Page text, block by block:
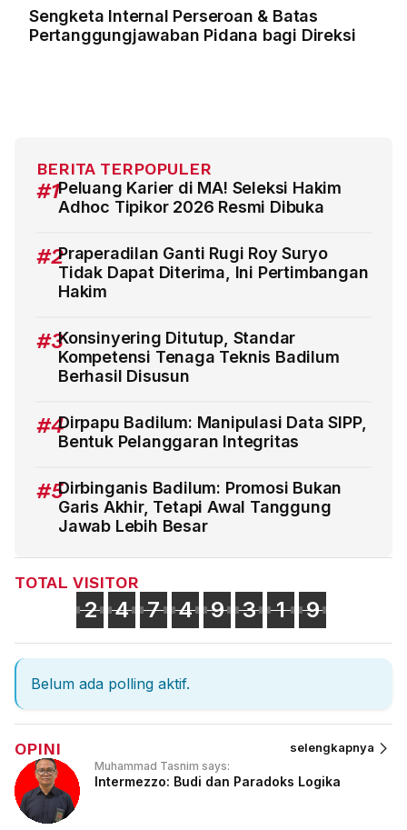
Sengketa Internal Perseroan & Batas
Pertanggungjawaban Pidana bagi Direksi
BERITA TERPOPULER
#1Peluang Karier di MA! Seleksi Hakim
Adhoc Tipikor 2026 Resmi Dibuka
#2Praperadilan Ganti Rugi Roy Suryo
Tidak Dapat Diterima, Ini Pertimbangan
Hakim
#3Konsinyering Ditutup, Standar
Kompetensi Tenaga Teknis Badilum
Berhasil Disusun
#4Dirpapu Badilum: Manipulasi Data SIPP,
Bentuk Pelanggaran Integritas
#5Dirbinganis Badilum: Promosi Bukan
Garis Akhir, Tetapi Awal Tanggung
Jawab Lebih Besar
TOTAL VISITOR
2 4 7 4 9 3 1 9
Belum ada polling aktif.
OPINI selengkapnya
Muhammad Tasnim says:
Intermezzo: Budi dan Paradoks Logika